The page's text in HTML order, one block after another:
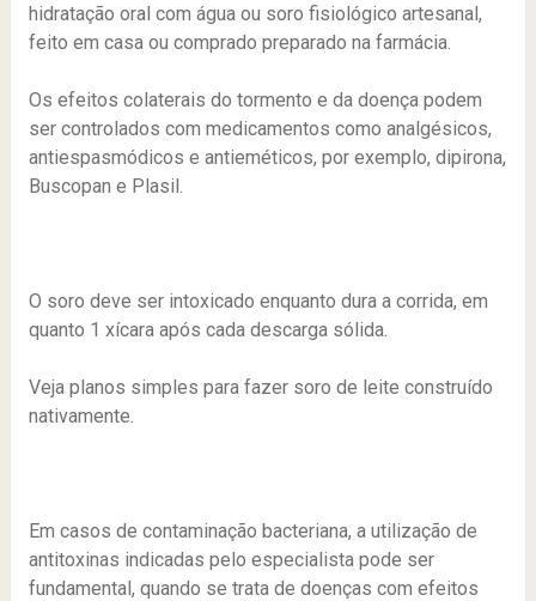
hidratação oral com água ou soro fisiológico artesanal,
feito em casa ou comprado preparado na farmácia.
Os efeitos colaterais do tormento e da doença podem
ser controlados com medicamentos como analgésicos,
antiespasmódicos e antieméticos, por exemplo, dipirona,
Buscopan e Plasil.
O soro deve ser intoxicado enquanto dura a corrida, em
quanto 1 xícara após cada descarga sólida.
Veja planos simples para fazer soro de leite construído
nativamente.
Em casos de contaminação bacteriana, a utilização de
antitoxinas indicadas pelo especialista pode ser
fundamental, quando se trata de doenças com efeitos